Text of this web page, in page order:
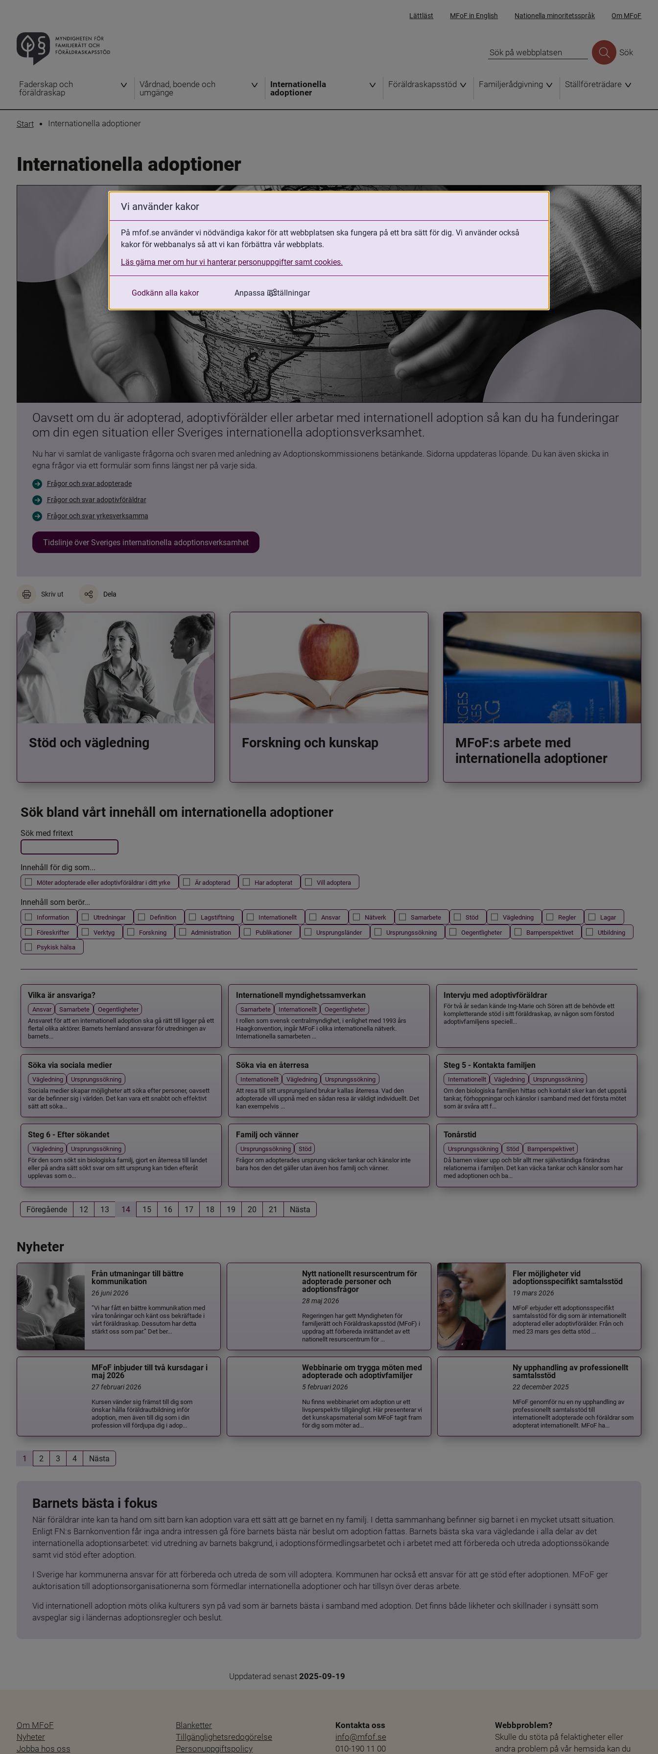
Lättläst MFoF in English Nationella minoritetsspråk Om MFoF
Sök
Faderskap och
föräldraskap
Vårdnad, boende och
umgänge
Internationella
adoptioner
Föräldraskapsstöd Familjerådgivning Ställföreträdare
Start Internationella adoptioner
Internationella adoptioner
Oavsett om du är adopterad, adoptivförälder eller arbetar med internationell adoption så kan du ha funderingar
om din egen situation eller Sveriges internationella adoptionsverksamhet.
Nu har vi samlat de vanligaste frågorna och svaren med anledning av Adoptionskommissionens betänkande. Sidorna uppdateras löpande. Du kan även skicka in
egna frågor via ett formulär som finns längst ner på varje sida.
Frågor och svar adopterade
Frågor och svar adoptivföräldrar
Frågor och svar yrkesverksamma
Tidslinje över Sveriges internationella adoptionsverksamhet
Skriv ut Dela
Stöd och vägledning Forskning och kunskap
MFoF:s arbete med
internationella adoptioner
Sök bland vårt innehåll om internationella adoptioner
Filtrera resultatet
Det här formuläret postas automatiskt
Sök med fritext
Innehåll för dig som...
Möter adopterade eller adoptivföräldrar i ditt yrke Är adopterad Har adopterat Vill adoptera
Innehåll som berör...
Information Utredningar Definition Lagstiftning Internationellt Ansvar Nätverk Samarbete Stöd Vägledning Regler
Lagar
Föreskrifter
Verktyg Forskning Administration Publikationer Ursprungsländer Ursprungssökning Oegentligheter Barnperspektivet
Utbildning
Psykisk hälsa
Vilka är ansvariga?
Ansvar Samarbete
Oegentligheter
Ansvaret för att en internationell adoption ska gå rätt till ligger på ett
flertal olika aktörer. Barnets hemland ansvarar för utredningen av
barnets...
Internationell myndighetssamverkan
Samarbete Internationellt
Oegentligheter
I rollen som svensk centralmyndighet, i enlighet med 1993 års
Haagkonvention, ingår MFoF i olika internationella nätverk.
Internationella samarbeten ...
Intervju med adoptivföräldrar
För två år sedan kände Ing-Marie och Sören att de behövde ett
kompletterande stöd i sitt föräldraskap, av någon som förstod
adoptivfamiljens speciell...
Söka via sociala medier
Vägledning
Ursprungssökning
Sociala medier skapar möjligheter att söka efter personer, oavsett
var de befinner sig i världen. Det kan vara ett snabbt och effektivt
sätt att söka...
Söka via en återresa
Internationellt Vägledning
Ursprungssökning
Att resa till sitt ursprungsland brukar kallas återresa. Vad den
adopterade vill uppnå med en sådan resa är väldigt individuellt. Det
kan exempelvis ...
Steg 5 - Kontakta familjen
Internationellt Vägledning
Ursprungssökning
Om den biologiska familjen hittas och kontakt sker kan det uppstå
tankar, förhoppningar och känslor i samband med det första mötet
som är svåra att f...
Steg 6 - Efter sökandet
Vägledning
Ursprungssökning
För den som sökt sin biologiska familj, gjort en återresa till landet
eller på andra sätt sökt svar om sitt ursprung kan tiden efteråt
upplevas som o...
Familj och vänner
Ursprungssökning
Stöd
Frågor om adopterades ursprung väcker tankar och känslor inte
bara hos den det gäller utan även hos familj och vänner.
Tonårstid
Ursprungssökning Stöd
Barnperspektivet
Då barnen växer upp och blir allt mer självständiga förändras
relationerna i familjen. Det kan väcka tankar och känslor som har
med adoptionen och ba...
Föregående 12 13 14 15 16 17 18 19 20 21 Nästa
Nyheter
Från utmaningar till bättre
kommunikation
26 juni 2026
”Vi har fått en bättre kommunikation med
våra tonåringar och känt oss bekräftade i
vårt föräldraskap. Dessutom har detta
stärkt oss som par.” Det ber...
Nytt nationellt resurscentrum för
adopterade personer och
adoptionsfrågor
28 maj 2026
Regeringen har gett Myndigheten för
familjerätt och Föräldraskapsstöd (MFoF) i
uppdrag att förbereda inrättandet av ett
nationellt resurscentrum för ...
Fler möjligheter vid
adoptionsspecifikt samtalsstöd
19 mars 2026
MFoF erbjuder ett adoptionsspecifikt
samtalsstöd för dig som är internationellt
adopterad eller adoptivförälder. Från och
med 23 mars ges detta stöd ...
MFoF inbjuder till två kursdagar i
maj 2026
27 februari 2026
Kursen vänder sig främst till dig som
önskar hålla föräldrautbildning inför
adoption, men även till dig som i din
profession vill fördjupa dig i adop...
Webbinarie om trygga möten med
adopterade och adoptivfamiljer
5 februari 2026
Nu finns webbinariet om adoption ur ett
livsperspektiv tillgängligt. Här presenterar vi
det kunskapsmaterial som MFoF tagit fram
för dig som möter ad...
Ny upphandling av professionellt
samtalsstöd
22 december 2025
MFoF genomför nu en ny upphandling av
professionellt samtalsstöd till
internationellt adopterade och föräldrar som
adopterat internationellt. MFoF ha...
1 2 3 4 Nästa
Barnets bästa i fokus
När föräldrar inte kan ta hand om sitt barn kan adoption vara ett sätt att ge barnet en ny familj. I detta sammanhang befinner sig barnet i en mycket utsatt situation.
Enligt FN:s Barnkonvention får inga andra intressen gå före barnets bästa när beslut om adoption fattas. Barnets bästa ska vara vägledande i alla delar av det
internationella adoptionsarbetet: vid utredning av barnets bakgrund, i adoptionsförmedlingsarbetet och i arbetet med att förbereda och utreda adoptionssökande
samt vid stöd efter adoption.
I Sverige har kommunerna ansvar för att förbereda och utreda de som vill adoptera. Kommunen har också ett ansvar för att ge stöd efter adoptionen. MFoF ger
auktorisation till adoptionsorganisationerna som förmedlar internationella adoptioner och har tillsyn över deras arbete.
Vid internationell adoption möts olika kulturers syn på vad som är barnets bästa i samband med adoption. Det finns både likheter och skillnader i synsätt som
avspeglar sig i ländernas adoptionsregler och beslut.
Uppdaterad senast 2025-09-19
Om MFoF
Nyheter
Jobba hos oss
Blanketter
Tillgänglighetsredogörelse
Personuppgiftspolicy
Kontakta oss
info@mfof.se
010-190 11 00
Webbproblem?
Skulle du stöta på felaktigheter eller
andra problem på vår hemsida kan du
Vi använder kakor
På mfof.se använder vi nödvändiga kakor för att webbplatsen ska fungera på ett bra sätt för dig. Vi använder också
kakor för webbanalys så att vi kan förbättra vår webbplats.
Läs gärna mer om hur vi hanterar personuppgifter samt cookies.
Godkänn alla kakor Anpassa inställningar